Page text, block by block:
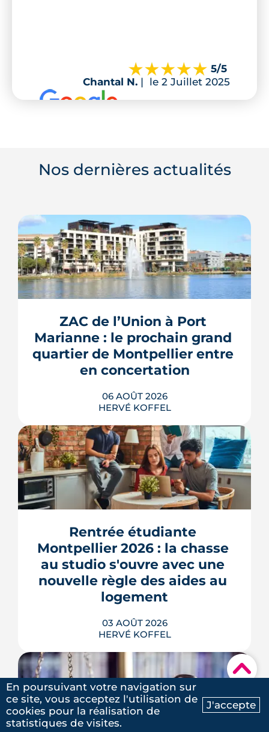
Ma recherche Contactez-nous
▾
5/5
Chantal N. | le 2 Juillet 2025
Nos dernières actualités
ZAC de l’Union à Port
Marianne : le prochain grand
quartier de Montpellier entre
en concertation
06 AOÛT 2026
HERVÉ KOFFEL
Montpellier prépare la dernière grande
pièce de Port Marianne. La ZAC de
l'Union, entrée dans une nouvelle
phase de concertation, veut
transformer un secteur sans identité en
quartier d'habitat.
LIRE L'ARTICLE
Rentrée étudiante
Montpellier 2026 : la chasse
au studio s'ouvre avec une
nouvelle règle des aides au
logement
03 AOÛT 2026
HERVÉ KOFFEL
Se loger à Montpellier pour la rentrée
2026 tient de la course de vitesse, sur
En poursuivant votre navigation sur
ce site, vous acceptez l'utilisation de
cookies pour la réalisation de
statistiques de visites.
J'accepte